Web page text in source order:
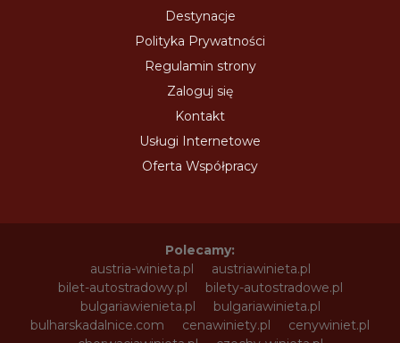
Destynacje
Polityka Prywatności
Regulamin strony
Zaloguj się
Kontakt
Usługi Internetowe
Oferta Współpracy
Polecamy:
austria-winieta.pl
austriawinieta.pl
bilet-autostradowy.pl
bilety-autostradowe.pl
bulgariawienieta.pl
bulgariawinieta.pl
bulharskadalnice.com
cenawiniety.pl
cenywiniet.pl